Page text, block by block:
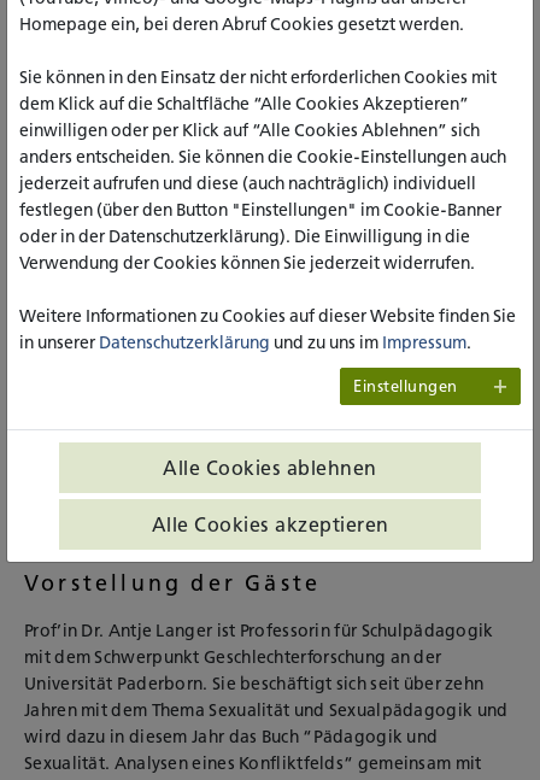
Das Thema Sexualität zieht Ambivalenzen nach sich. Auf der
einen Seite wird über sexualisierte Werbung und
Sexualisierung in den Medien (vor allem von Frauen)
gesprochen. Auf der anderen Seite ist das Thema der
eigenen Sexualität für viele Menschen immer noch ein
Tabuthema, das allenfalls im privaten Rahmen besprochen
werden kann. Als Aufklärungsunterricht, sexuelle Bildung
gleichzeitig bleibt es aber häufig im Biologieunterricht
verhaftet. Dass Sexualität aber wesentlich umfassender
gedacht werden muss, und nicht nur als Geschlechtsverkehr,
der im Schlafzimmer hinter verschlossenen Türen geschieht,
besprechen die Moderator_innen Dr. Marina-Rafaela Buch
Gästen Prof.‘in Dr. Antje Langer (Universität Paderborn) und
Michael Hummert (Institut für Sexualpädagogik).
Vorstellung der Gäste
Prof’in Dr. Antje Langer ist Professorin für Schulpädagogik
mit dem Schwerpunkt Geschlechterforschung an der
Universität Paderborn. Sie beschäftigt sich seit über zehn
Jahren mit dem Thema Sexualität und Sexualpädagogik und
wird dazu in diesem Jahr das Buch “Pädagogik und
Sexualität. Analysen eines Konfliktfelds“ gemeinsam mit
Homepage ein, bei deren Abruf Cookies gesetzt werden.
Sie können in den Einsatz der nicht erforderlichen Cookies mit
dem Klick auf die Schaltfläche “Alle Cookies Akzeptieren”
einwilligen oder per Klick auf “Alle Cookies Ablehnen” sich
anders entscheiden. Sie können die Cookie-Einstellungen auch
jederzeit aufrufen und diese (auch nachträglich) individuell
festlegen (über den Button "Einstellungen" im Cookie-Banner
oder in der Datenschutzerklärung). Die Einwilligung in die
Verwendung der Cookies können Sie jederzeit widerrufen.
Weitere Informationen zu Cookies auf dieser Website finden Sie
in unserer Datenschutzerklärung und zu uns im Impressum.
Einstellungen
Alle Cookies ablehnen
Alle Cookies akzeptieren